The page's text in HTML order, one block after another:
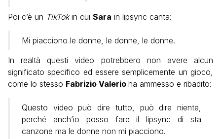
Poi c’è un TikTokin cui Sara in lipsync canta:
Mi piacciono le donne, le donne, le donne.
In realtà questi video potrebbero non avere alcun
significato specifico ed essere semplicemente un gioco,
come lo stesso Fabrizio Valerio ha ammesso e ribadito:
Questo video può dire tutto, può dire niente,
perché anch’io posso fare il lipsync di sta
canzone ma le donne non mi piacciono.